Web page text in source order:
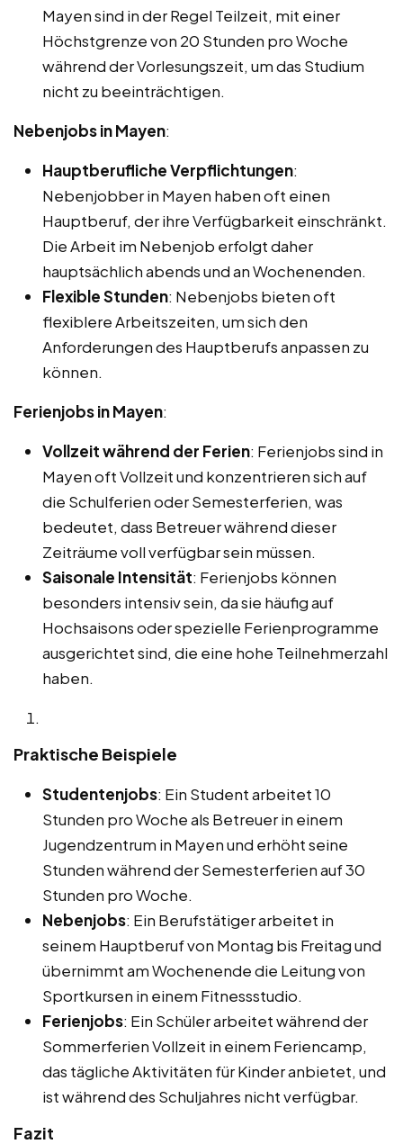
Mayen sind in der Regel Teilzeit, mit einer
Höchstgrenze von 20 Stunden pro Woche
während der Vorlesungszeit, um das Studium
nicht zu beeinträchtigen.
Nebenjobs in Mayen:
Hauptberufliche Verpflichtungen:
Nebenjobber in Mayen haben oft einen
Hauptberuf, der ihre Verfügbarkeit einschränkt.
Die Arbeit im Nebenjob erfolgt daher
hauptsächlich abends und an Wochenenden.
Flexible Stunden: Nebenjobs bieten oft
flexiblere Arbeitszeiten, um sich den
Anforderungen des Hauptberufs anpassen zu
können.
Ferienjobs in Mayen:
Vollzeit während der Ferien: Ferienjobs sind in
Mayen oft Vollzeit und konzentrieren sich auf
die Schulferien oder Semesterferien, was
bedeutet, dass Betreuer während dieser
Zeiträume voll verfügbar sein müssen.
Saisonale Intensität: Ferienjobs können
besonders intensiv sein, da sie häufig auf
Hochsaisons oder spezielle Ferienprogramme
ausgerichtet sind, die eine hohe Teilnehmerzahl
haben.
Praktische Beispiele
Studentenjobs: Ein Student arbeitet 10
Stunden pro Woche als Betreuer in einem
Jugendzentrum in Mayen und erhöht seine
Stunden während der Semesterferien auf 30
Stunden pro Woche.
Nebenjobs: Ein Berufstätiger arbeitet in
seinem Hauptberuf von Montag bis Freitag und
übernimmt am Wochenende die Leitung von
Sportkursen in einem Fitnessstudio.
Ferienjobs: Ein Schüler arbeitet während der
Sommerferien Vollzeit in einem Feriencamp,
das tägliche Aktivitäten für Kinder anbietet, und
ist während des Schuljahres nicht verfügbar.
Fazit